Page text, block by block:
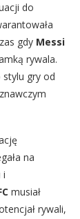
do
gdy Messi
rywala.
stylu gry od
na
i
musiał
rywali,